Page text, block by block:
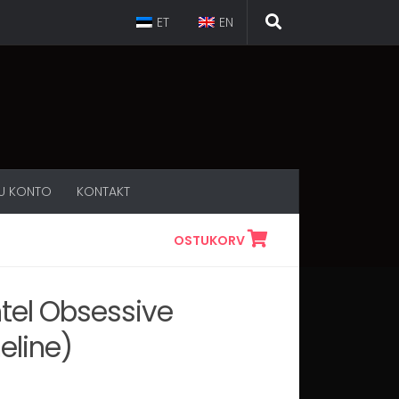
EN
ET
KONTO KONTAKT
OSTUKORV
Obsessive